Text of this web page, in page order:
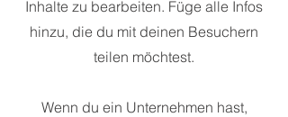
Inhalte zu bearbeiten. Füge alle Infos
hinzu, die du mit deinen Besuchern
teilen möchtest.
Wenn du ein Unternehmen hast,